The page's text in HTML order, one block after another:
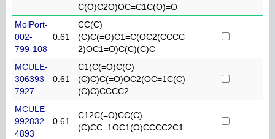
C(O)C2O)OC=C1C(O)=O
MolPort-
002-
799-108
0.61
CC(C)
(C)C(=O)C1=C(OC2(CCCC
2)OC1=O)C(C)(C)C
MCULE-
306393
7927
0.61
C1(C(=O)C(C)
(C)C)C(=O)OC2(OC=1C(C)
(C)C)CCCC2
MCULE-
992832
4893
0.61
C12C(=O)CC(C)
(C)CC=1OC1(O)CCCC2C1